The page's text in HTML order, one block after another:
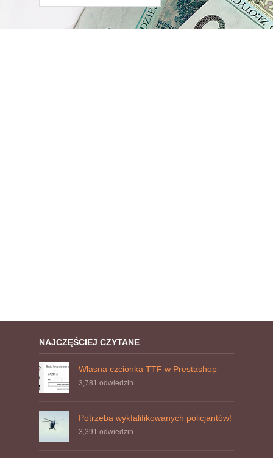
NAJCZĘŚCIEJ CZYTANE
Własna czcionka TTF w Prestashop
3,781 odwiedzin
Potrzeba wykfalifikowanych policjantów!
3,391 odwiedzin